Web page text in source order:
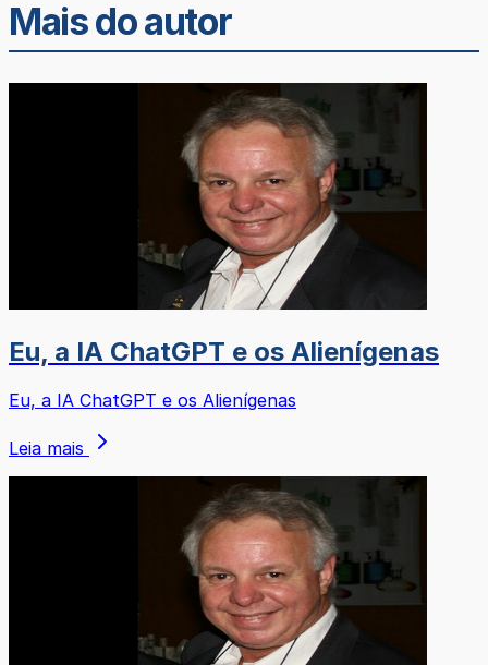
Mais do autor
Eu, a IA ChatGPT e os Alienígenas
Eu, a IA ChatGPT e os Alienígenas
Leia mais